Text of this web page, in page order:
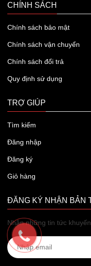
CHÍNH SÁCH
Chính sách bảo mật
Chính sách vận chuyển
Chính sách đổi trả
Quy định sử dụng
TRỢ GIÚP
Tìm kiếm
Đăng nhập
Đăng ký
Giỏ hàng
ĐĂNG KÝ NHẬN BẢN
Nhận những tin tức